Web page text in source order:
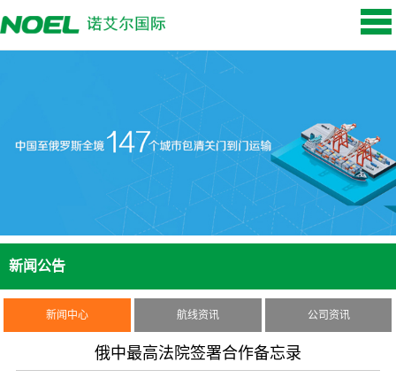
新闻公告
新闻中心 航线资讯 公司资讯
俄中最高法院签署合作备忘录